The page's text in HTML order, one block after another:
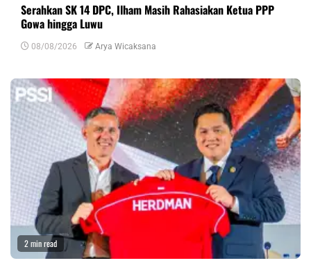
Serahkan SK 14 DPC, Ilham Masih Rahasiakan Ketua PPP
Gowa hingga Luwu
08/08/2026 Arya Wicaksana
2 min read